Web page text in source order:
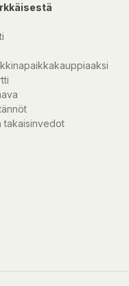
takaisinvedot